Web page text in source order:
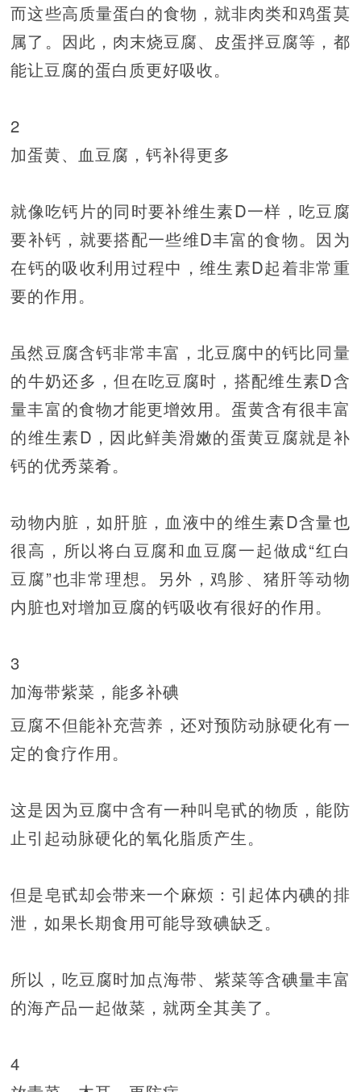
而这些高质量蛋白的食物，就非肉类和鸡蛋莫
属了。因此，肉末烧豆腐、皮蛋拌豆腐等，都
能让豆腐的蛋白质更好吸收。
2
加蛋黄、血豆腐，钙补得更多
就像吃钙片的同时要补维生素D一样，吃豆腐
要补钙，就要搭配一些维D丰富的食物。因为
在钙的吸收利用过程中，维生素D起着非常重
要的作用。
虽然豆腐含钙非常丰富，北豆腐中的钙比同量
的牛奶还多，但在吃豆腐时，搭配维生素D含
量丰富的食物才能更增效用。蛋黄含有很丰富
的维生素D，因此鲜美滑嫩的蛋黄豆腐就是补
钙的优秀菜肴。
动物内脏，如肝脏，血液中的维生素D含量也
很高，所以将白豆腐和血豆腐一起做成“红白
豆腐”也非常理想。另外，鸡胗、猪肝等动物
内脏也对增加豆腐的钙吸收有很好的作用。
3
加海带紫菜，能多补碘
豆腐不但能补充营养，还对预防动脉硬化有一
定的食疗作用。
这是因为豆腐中含有一种叫皂甙的物质，能防
止引起动脉硬化的氧化脂质产生。
但是皂甙却会带来一个麻烦：引起体内碘的排
泄，如果长期食用可能导致碘缺乏。
所以，吃豆腐时加点海带、紫菜等含碘量丰富
的海产品一起做菜，就两全其美了。
4